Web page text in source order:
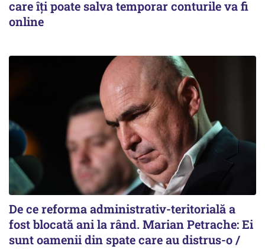
care îți poate salva temporar conturile va fi
online
De ce reforma administrativ-teritorială a
fost blocată ani la rând. Marian Petrache: Ei
sunt oamenii din spate care au distrus-o /